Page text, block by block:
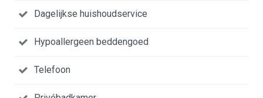
Dagelijkse huishoudservice
Hypoallergeen beddengoed
Telefoon